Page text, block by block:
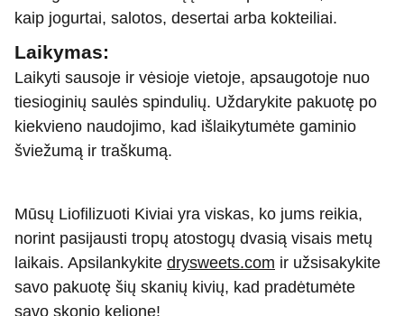
kaip jogurtai, salotos, desertai arba kokteiliai.
Laikymas:
Laikyti sausoje ir vėsioje vietoje, apsaugotoje nuo
tiesioginių saulės spindulių. Uždarykite pakuotę po
kiekvieno naudojimo, kad išlaikytumėte gaminio
šviežumą ir traškumą.
Mūsų Liofilizuoti Kiviai yra viskas, ko jums reikia,
norint pasijausti tropų atostogų dvasią visais metų
laikais. Apsilankykite drysweets.com ir užsisakykite
savo pakuotę šių skanių kivių, kad pradėtumėte
savo skonio kelionę!